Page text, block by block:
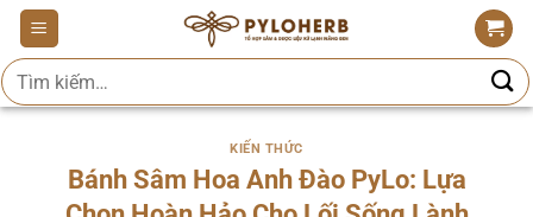
Bỏ
qua
nội
dung
Tìm
kiếm:
KIẾN THỨC
Bánh Sâm Hoa Anh Đào PyLo: Lựa